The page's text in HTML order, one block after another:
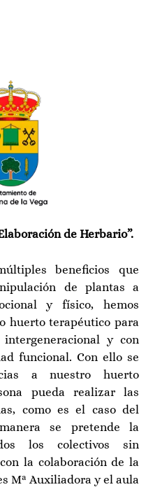
de Herbario”.
beneficios que
de plantas a
y físico, hemos
huerto terapéutico para
y con
funcional. Con ello se
a nuestro huerto
pueda realizar las
como es el caso del
se pretende la
los colectivos sin
la colaboración de la
Mª Auxiliadora y el aula